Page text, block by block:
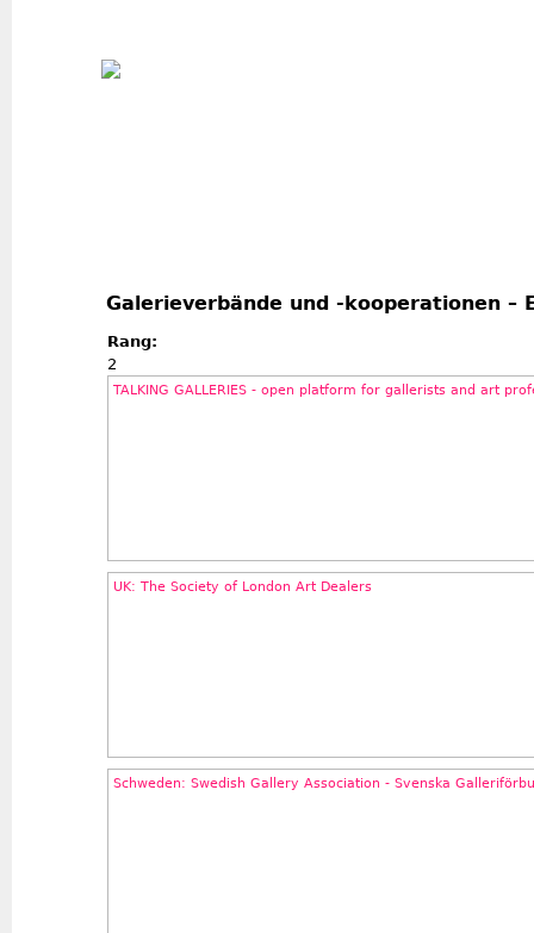
Galerieverbände und -kooperationen –
Rang:
2
TALKING GALLERIES - open platform for gallerists and art
UK: The Society of London Art Dealers
Schweden: Swedish Gallery Association - Svenska